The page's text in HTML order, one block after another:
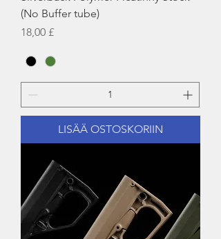
(No Buffer tube)
Hinta
18,00 £
LISÄÄ OSTOSKORIIN